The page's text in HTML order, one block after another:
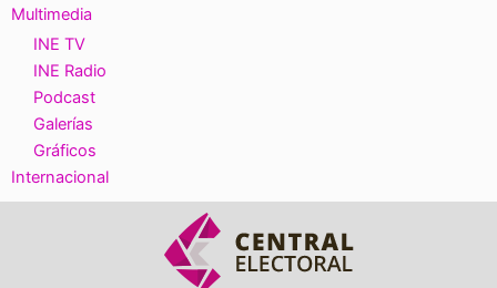
Multimedia
INE TV
INE Radio
Podcast
Galerías
Gráficos
Internacional